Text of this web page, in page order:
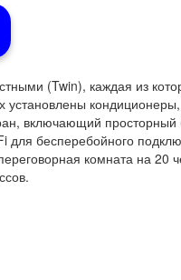
(Twin), каждая из
установлены
включающий просторный
бесперебойного
комната на 20